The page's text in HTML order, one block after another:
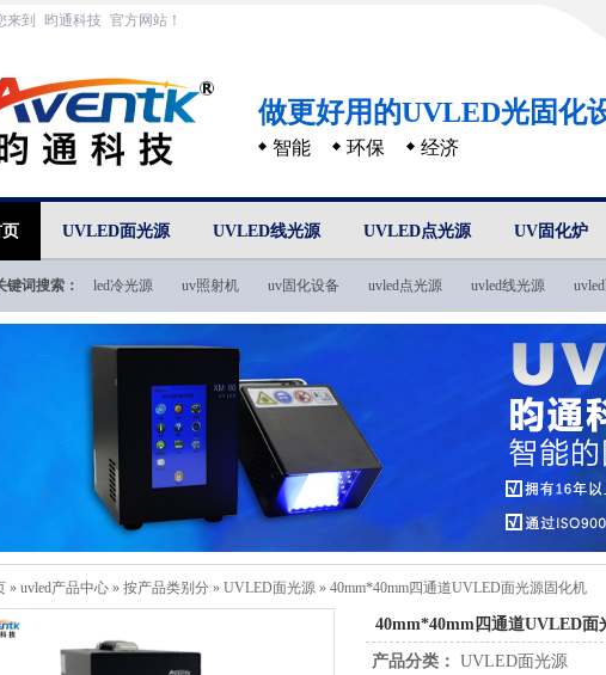
来到 昀通科技 官方网站！
做更好用的UVLED光固化
智能 环保 经济
UVLED面光源 UVLED线光源 UVLED点光源 UV固化炉
技术文档
键词搜索： led冷光源 uv照射机 uv固化设备 uvled点光源 uvled线光源
» uvled产品中心 » 按产品类别分 » UVLED面光源 » 40mm*40mm四通道UVLED面光源固化机
40mm*40mm四通道UVLED面
产品分类： UVLED面光源